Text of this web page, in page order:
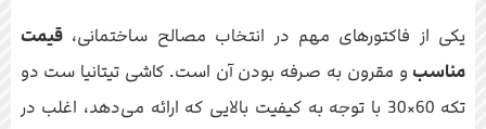
یکی از فاکتورهای مهم در انتخاب مصالح ساختمانی،قیمت
مناسب و مقرون به صرفه بودن آن است. کاشی تیتانیا ست دو
تکه 60×30 با توجه به کیفیت بالایی که ارائه می‌دهد، اغلب در